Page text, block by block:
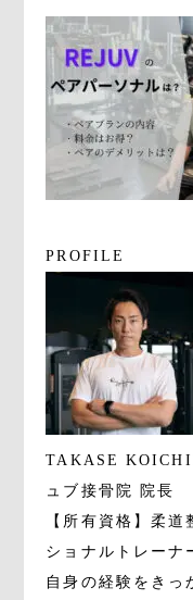
PROFILE
TAKASE KOICHI
ュブ接骨院 院長
【所有資格】柔
ショナルトレーナ
自身の経験をきっ
入